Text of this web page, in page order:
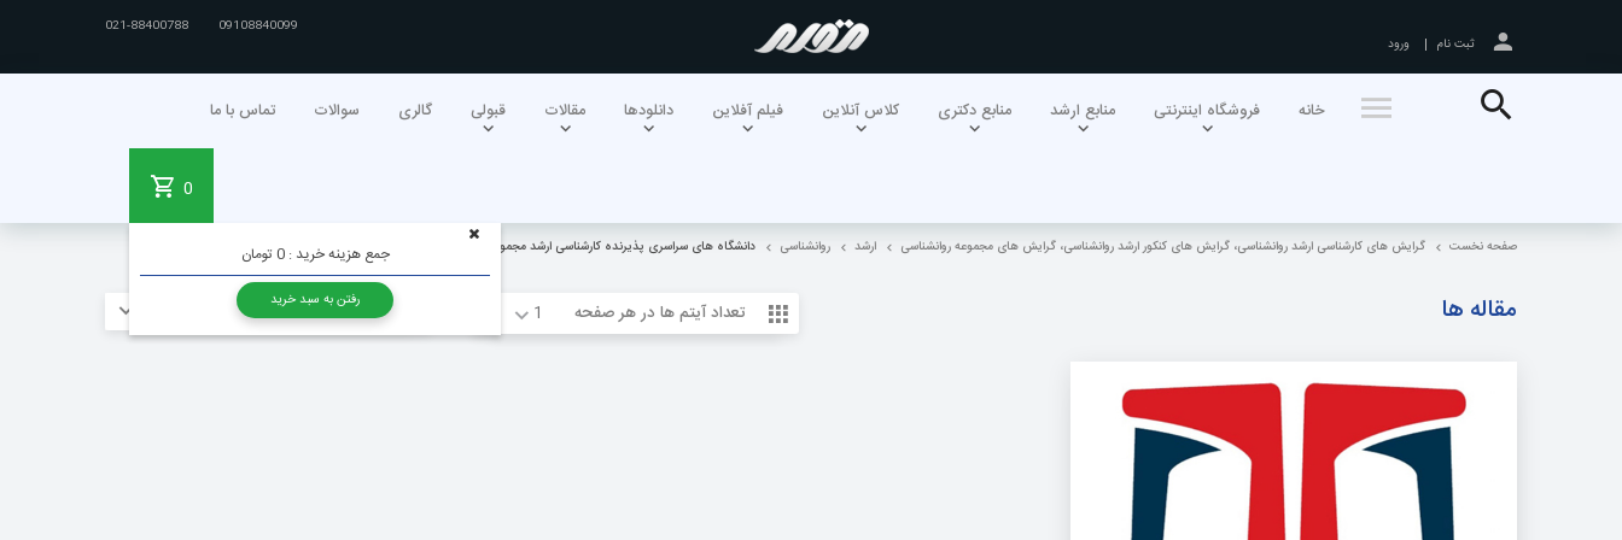
ثبت نام ورود
021-88400788 09108840099
خانه فروشگاه اینترنتی منابع ارشد منابع دکتری کلاس آنلاین فیلم آفلاین دانلودها مقالات قبولی گالری سوالات تماس با ما
0
جمع هزینه خرید : 0 تومان
رفتن به سبد خرید
صفحه نخست گرایش های کارشناسی ارشد روانشناسی، گرایش های کنکور ارشد روانشناسی، گرایش های مجموعه روانشناسی ارشد روانشناسی دانشگاه های سراسری پذیرنده کارشناسی ارشد مجموعه روانشناسی
مقاله ها مقاله ها تعداد آیتم ها در هر صفحه